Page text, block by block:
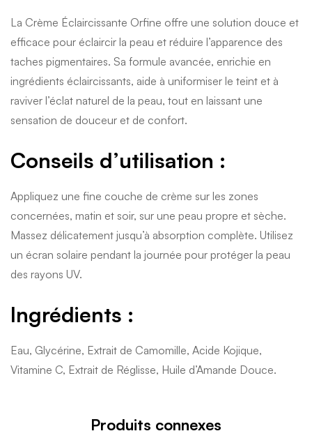
La Crème Éclaircissante Orfine offre une solution douce et
efficace pour éclaircir la peau et réduire l’apparence des
taches pigmentaires. Sa formule avancée, enrichie en
ingrédients éclaircissants, aide à uniformiser le teint et à
raviver l’éclat naturel de la peau, tout en laissant une
sensation de douceur et de confort.
Conseils d’utilisation :
Appliquez une fine couche de crème sur les zones
concernées, matin et soir, sur une peau propre et sèche.
Massez délicatement jusqu’à absorption complète. Utilisez
un écran solaire pendant la journée pour protéger la peau
des rayons UV.
Ingrédients :
Eau, Glycérine, Extrait de Camomille, Acide Kojique,
Vitamine C, Extrait de Réglisse, Huile d’Amande Douce.
Produits connexes